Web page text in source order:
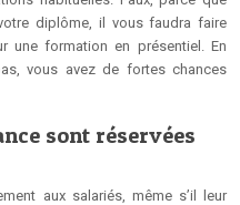
diplôme, il vous faudra faire
une formation en présentiel. En
vous avez de fortes chances
sont réservées
aux salariés, même s’il leur